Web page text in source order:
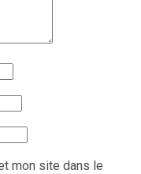
mon site dans le